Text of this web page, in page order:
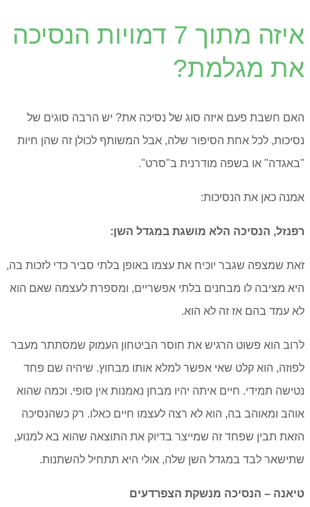
איזה מתוך 7 דמויות הנסיכה
את מגלמת?
האם חשבת פעם איזה סוג של נסיכה את? יש הרבה סוגים של
נסיכות, לכל אחת הסיפור שלה, אבל המשותף לכולן זה שהן חיות
"באגדה" או בשפה מודרנית ב"סרט".
אמנה כאן את הנסיכות:
רפנזל, הנסיכה הלא מושגת במגדל השן:
זאת שמצפה שגבר יוכיח את עצמו באופן בלתי סביר כדי לזכות בה,
היא מציבה לו מבחנים בלתי אפשריים, ומספרת לעצמה שאם הוא
לא עמד בהם אז זה לא הוא.
לרוב הוא פשוט הרגיש את חוסר הביטחון העמוק שמסתתר מעבר
לפוזה, הוא קלט שאי אפשר למלא אותו מבחוץ. שיהיה שם פחד
נטישה תמידי. חיים איתה יהיו מבחן נאמנות אין סופי. וכמה שהוא
אוהב ומאוהב בה, הוא לא רצה לעצמו חיים כאלו. רק כשהנסיכה
הזאת תבין שפחד זה שמייצר בדיוק את התוצאה שהוא בא למנוע,
שתישאר לבד במגדל השן שלה, אולי היא תתחיל להשתנות.
טיאנה – הנסיכה מנשקת הצפרדעים